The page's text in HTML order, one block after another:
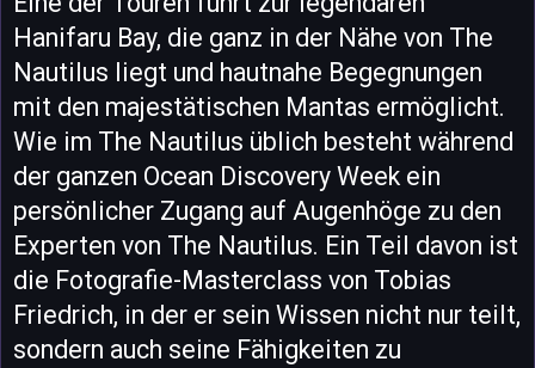
Hanifaru Bay, die ganz in der Nähe von The
Nautilus liegt und hautnahe Begegnungen
mit den majestätischen Mantas ermöglicht.
Wie im The Nautilus üblich besteht während
der ganzen Ocean Discovery Week ein
persönlicher Zugang auf Augenhöge zu den
Experten von The Nautilus. Ein Teil davon ist
die Fotografie-Masterclass von Tobias
Friedrich, in der er sein Wissen nicht nur teilt,
sondern auch seine Fähigkeiten zu